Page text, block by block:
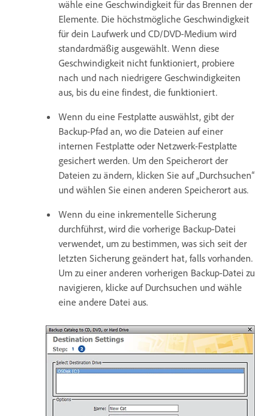
wähle eine Geschwindigkeit für das Brennen der
Elemente. Die höchstmögliche Geschwindigkeit
für dein Laufwerk und CD/DVD-Medium wird
standardmäßig ausgewählt. Wenn diese
Geschwindigkeit nicht funktioniert, probiere
nach und nach niedrigere Geschwindigkeiten
aus, bis du eine findest, die funktioniert.
Wenn du eine Festplatte auswählst, gibt der
Backup-Pfad an, wo die Dateien auf einer
internen Festplatte oder Netzwerk-Festplatte
gesichert werden. Um den Speicherort der
Dateien zu ändern, klicken Sie auf „Durchsuchen“
und wählen Sie einen anderen Speicherort aus.
Wenn du eine inkrementelle Sicherung
durchführst, wird die vorherige Backup-Datei
verwendet, um zu bestimmen, was sich seit der
letzten Sicherung geändert hat, falls vorhanden.
Um zu einer anderen vorherigen Backup-Datei zu
navigieren, klicke auf Durchsuchen und wähle
eine andere Datei aus.